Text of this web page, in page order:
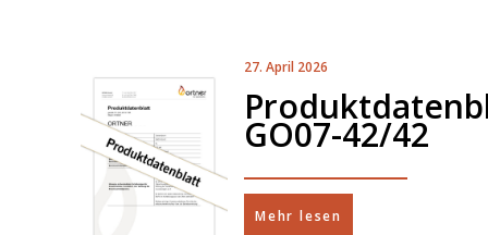
27. April 2026
GO07-42/42
Mehr lesen